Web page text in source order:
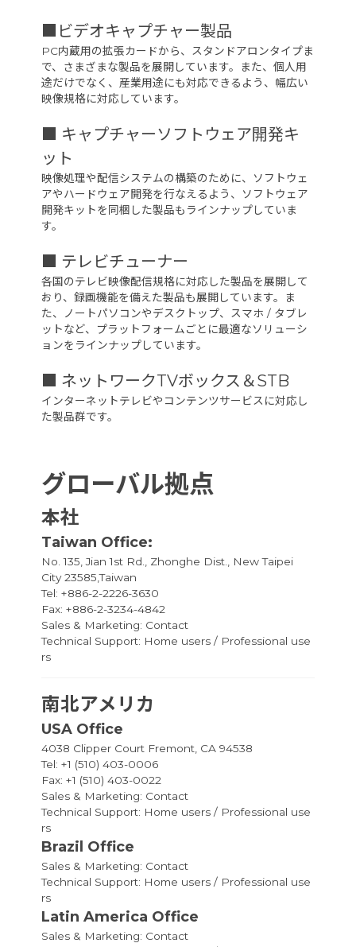
■ビデオキャプチャー製品
PC内蔵用の拡張カードから、スタンドアロンタイプま
で、さまざまな製品を展開しています。また、個人用
途だけでなく、産業用途にも対応できるよう、幅広い
映像規格に対応しています。
■ キャプチャーソフトウェア開発キ
ット
映像処理や配信システムの構築のために、ソフトウェ
アやハードウェア開発を行なえるよう、ソフトウェア
開発キットを同梱した製品もラインナップしていま
す。
■ テレビチューナー
各国のテレビ映像配信規格に対応した製品を展開して
おり、録画機能を備えた製品も展開しています。ま
た、ノートパソコンやデスクトップ、スマホ / タブレ
ットなど、プラットフォームごとに最適なソリューシ
ョンをラインナップしています。
■ ネットワークTVボックス＆STB
インターネットテレビやコンテンツサービスに対応し
た製品群です。
グローバル拠点
本社
Taiwan Office:
No. 135, Jian 1st Rd., Zhonghe Dist., New Taipei
City 23585,Taiwan
Tel: +886-2-2226-3630
Fax: +886-2-3234-4842
Sales & Marketing: Contact
Technical Support: Home users / Professional use
rs
南北アメリカ
USA Office
4038 Clipper Court Fremont, CA 94538
Tel: +1 (510) 403-0006
Fax: +1 (510) 403-0022
Sales & Marketing: Contact
Technical Support: Home users / Professional use
rs
Brazil Office
Sales & Marketing: Contact
Technical Support: Home users / Professional use
rs
Latin America Office
Sales & Marketing: Contact